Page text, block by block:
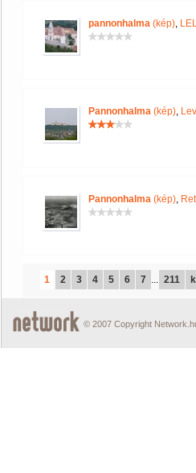
pannonhalma (kép),
Pannonhalma (kép),
Pannonhalma (kép),
1 2 3 4 5 6 7 ... 211
© 2007 Copyright